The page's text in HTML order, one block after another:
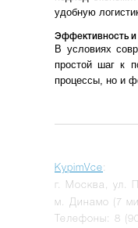
удобную
Эффективность
В условиях
простой шаг к
процессы, но и
KypimVce:
г.
Москва
ул.
м. Динамо (7
Телефоны: 8